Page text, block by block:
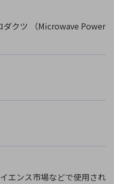
ダクツ （Microwave Power
エンス市場などで使用され